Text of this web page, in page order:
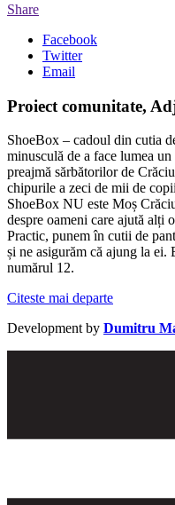
Share
Facebook
Twitter
Email
Proiect comunitate,
ShoeBox – cadoul din cutia
minusculă de a face lumea
preajmă sărbătorilor de
chipurile a zeci de mii de
ShoeBox NU este Moș
despre oameni care ajută alți
Practic, punem în cutii de
și ne asigurăm că ajung la ei.
numărul 12.
Citeste mai departe
Development by Dumitru